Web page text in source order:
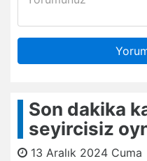
Son dakika
seyircisiz
13 Aralık 2024 Cuma